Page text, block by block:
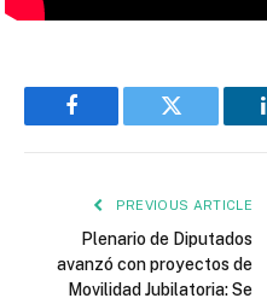
Facebook Twitter
PREVIOUS ARTICLE
Plenario de Diputados
avanzó con proyectos de
Movilidad Jubilatoria: Se